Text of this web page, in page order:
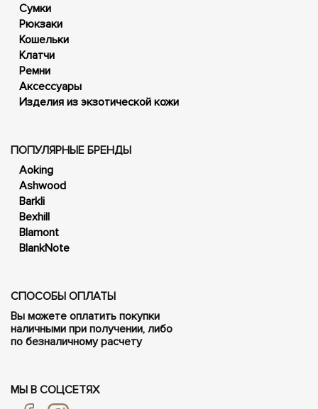
Сумки
Рюкзаки
Кошельки
Клатчи
Ремни
Аксессуары
Изделия из экзотической кожи
ПОПУЛЯРНЫЕ БРЕНДЫ
Aoking
Ashwood
Barkli
Bexhill
Blamont
BlankNote
СПОСОБЫ ОПЛАТЫ
Вы можете оплатить покупки
наличными при получении, либо
по безналичному расчету
МЫ В СОЦСЕТЯХ